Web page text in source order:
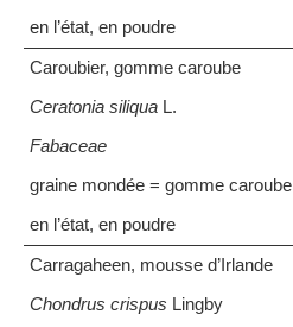
en l’état, en poudre
Caroubier, gomme caroube
Ceratonia siliqua L.
Fabaceae
graine mondée = gomme caroube
en l’état, en poudre
Carragaheen, mousse d’Irlande
Chondrus crispus Lingby